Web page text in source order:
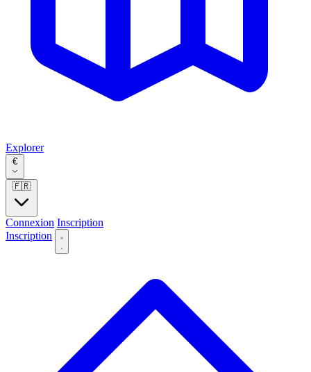
Explorer
€
🇫🇷
Connexion Inscription
Inscription